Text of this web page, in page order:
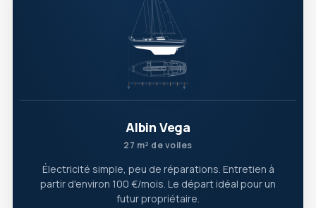
Albin Vega
27 m² de voiles
Électricité simple, peu de réparations. Entretien à
partir d'environ 100 €/mois. Le départ idéal pour un
futur propriétaire.